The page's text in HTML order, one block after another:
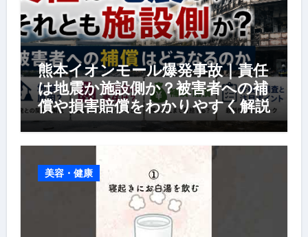
熊本イオンモール爆発事故｜責任
は地震か施設側か？被害者への補
償や損害賠償をわかりやすく解説
美容・健康